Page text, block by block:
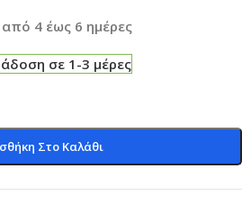
4 έως 6 ημέρες
σε 1-3 μέρες
Στο Καλάθι